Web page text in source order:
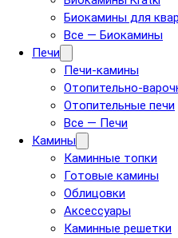
Биокамины для
Все — Биокамины
Печи
Печи-камины
Отопительно-
Отопительные печи
Все — Печи
Камины
Каминные топки
Готовые камины
Облицовки
Аксессуары
Каминные решетки